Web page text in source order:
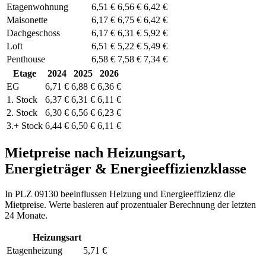
Etagenwohnung
6,51 € 6,56 € 6,42 €
Maisonette
6,17 € 6,75 € 6,42 €
Dachgeschoss
6,17 € 6,31 € 5,92 €
Loft
6,51 € 5,22 € 5,49 €
Penthouse
6,58 € 7,58 € 7,34 €
Etage
2024 2025
2026
EG
6,71 € 6,88 € 6,36 €
1. Stock
6,37 € 6,31 € 6,11 €
2. Stock
6,30 € 6,56 € 6,23 €
3.+ Stock 6,44 € 6,50 € 6,11 €
Mietpreise nach Heizungsart,
Energieträger & Energieeffizienzklasse
In PLZ 09130 beeinflussen Heizung und Energieeffizienz die
Mietpreise. Werte basieren auf prozentualer Berechnung der letzten
24 Monate.
Heizungsart
Etagenheizung
5,71 €